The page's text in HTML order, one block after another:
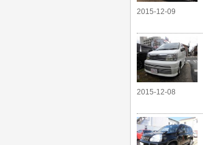
2015-12-09
2015-12-08